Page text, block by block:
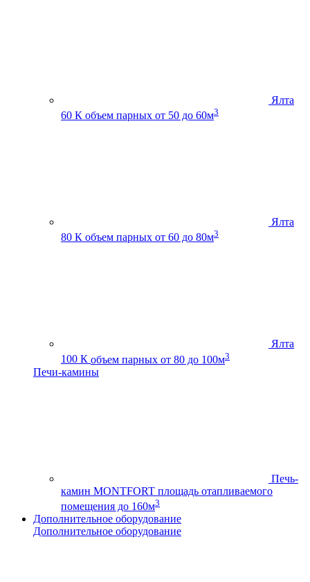
Ялта
60 К объем парных от 50 до 60м3
Ялта
80 К объем парных от 60 до 80м3
Ялта
100 К объем парных от 80 до 100м3
Печи-камины
Печь-
камин MONTFORT площадь отапливаемого
помещения до 160м3
Дополнительное оборудование
Дополнительное оборудование